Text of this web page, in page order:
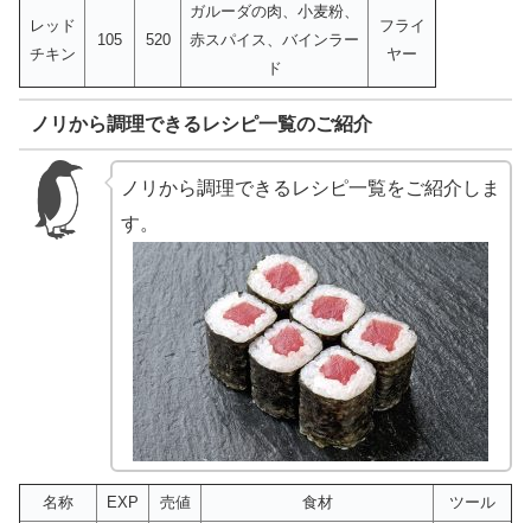
レッド
チキン
105 520
ガルーダの肉、小麦粉、
赤スパイス、バインラー
ド
フライ
ヤー
ノリから調理できるレシピ一覧のご紹介
ノリから調理できるレシピ一覧をご紹介しま
す。
名称 EXP 売値 食材 ツール